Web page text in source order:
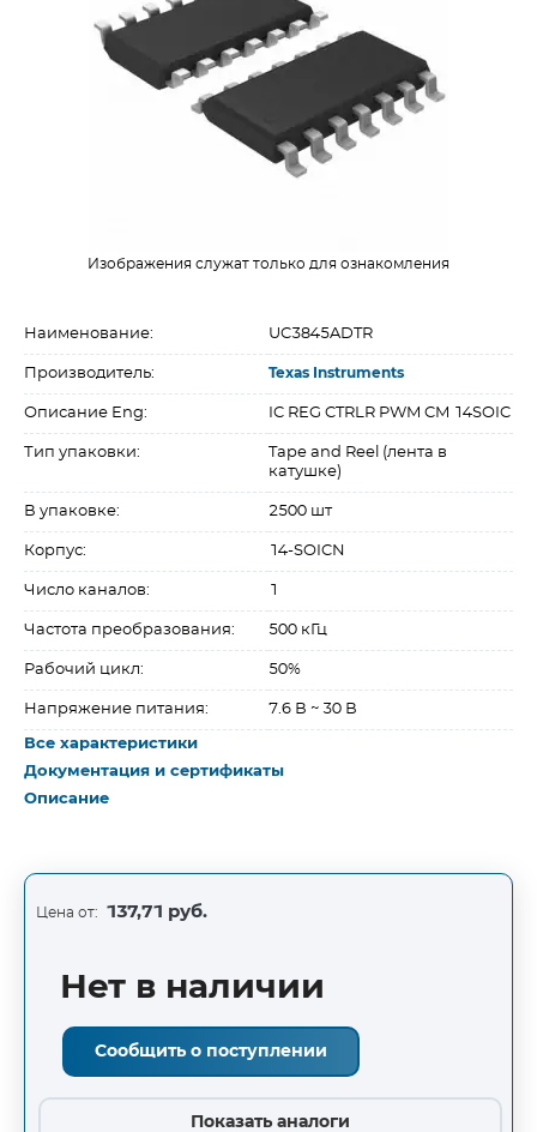
Изображения служат только для ознакомления
Наименование: UC3845ADTR
Производитель: Texas Instruments
Описание Eng: IC REG CTRLR PWM CM 14SOIC
Тип упаковки:
Tape and Reel (лента в
катушке)
В упаковке: 2500 шт
Корпус: 14-SOICN
Число каналов: 1
Частота преобразования: 500 кГц
Рабочий цикл: 50%
Напряжение питания: 7.6 В ~ 30 В
Все характеристики
Документация и сертификаты
Описание
Цена от: 137,71 руб.
Нет в наличии
Сообщить о поступлении
Показать аналоги